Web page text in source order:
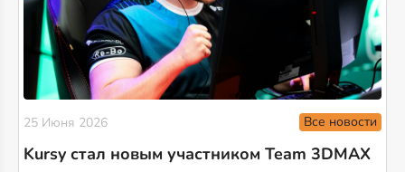
25 Июня 2026 Все новости
Kursy стал новым участником Team 3DMAX